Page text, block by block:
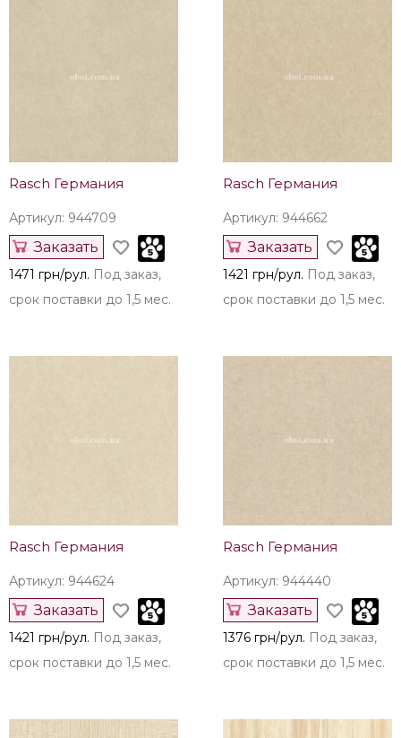
Rasch Германия
Артикул: 944709
Заказать
1471 грн/рул. Под заказ,
срок поставки до 1,5 мес.
Rasch Германия
Артикул: 944662
Заказать
1421 грн/рул. Под заказ,
срок поставки до 1,5 мес.
Rasch Германия
Артикул: 944624
Заказать
1421 грн/рул. Под заказ,
срок поставки до 1,5 мес.
Rasch Германия
Артикул: 944440
Заказать
1376 грн/рул. Под заказ,
срок поставки до 1,5 мес.